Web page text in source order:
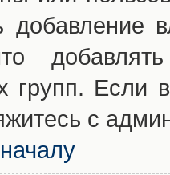
добавление
групп. Если
с